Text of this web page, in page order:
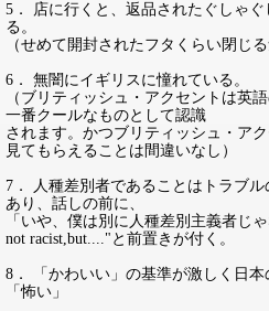
5． 店に行くと、返品されたぐしゃ
る。
（せめて開封されたフタくらい閉じ
6． 無闇にイギリスに憧れている。
（ブリティッシュ・アクセントは英
一番クールなものとして認識
されます。かつブリティッシュ・ア
見てもらえることは間違いなし）
7． 人種差別者であることはトラブ
あり、話しの前に、
「いや、僕は別に人種差別主義者じ
not racist,but...."と前置きが付く。
8． 「かわいい」の基準が激しく日
「怖い」